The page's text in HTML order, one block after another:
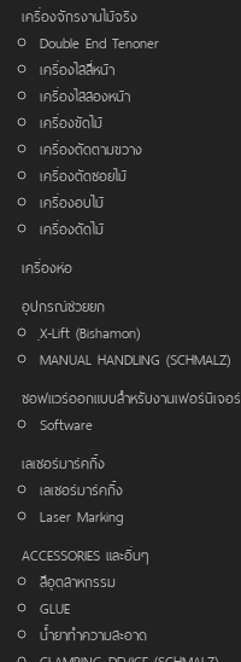
เครื่องจักรงานไม้จริง
Double End Tenoner
เครื่องไสสี่หน้า
เครื่องไสสองหน้า
เครื่องขัดไม้
เครื่องตัดตามขวาง
เครื่องตัดซอยไม้
เครื่องอบไม้
เครื่องดัดไม้
เครื่องห่อ
อุปกรณ์ช่วยยก
ฺX-Lift (Bishamon)
MANUAL HANDLING (SCHMALZ)
ซอฟแวร์ออกแบบสำหรับงานเฟอร์นิเจอร์
Software
เลเซอร์มาร์คกิ้ง
เลเซอร์มาร์คกิ้ง
Laser Marking
ACCESSORIES และอื่นๆ
สีอุตสาหกรรม
GLUE
น้ำยาทำความสะอาด